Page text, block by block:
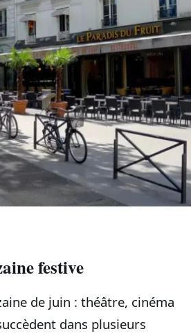
festive
de juin : théâtre, cinéma
dans plusieurs